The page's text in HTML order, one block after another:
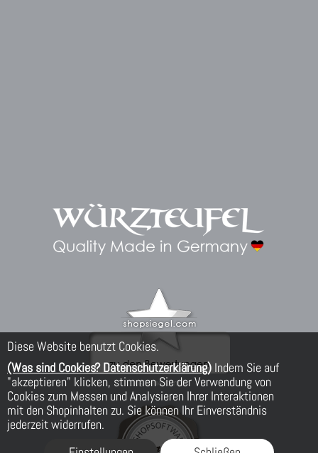
Diese Website benutzt Cookies.
(Was sind Cookies? Datenschutzerklärung) Indem Sie auf
"akzeptieren" klicken, stimmen Sie der Verwendung von
Cookies zum Messen und Analysieren Ihrer Interaktionen
mit den Shopinhalten zu. Sie können Ihr Einverständnis
jederzeit widerrufen.